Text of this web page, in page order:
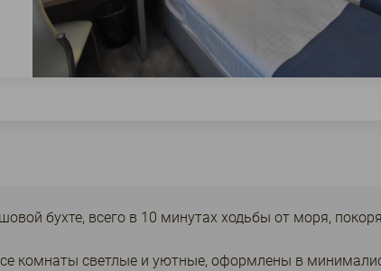
бухте, всего в 10 минутах ходьбы от моря,
комнаты светлые и уютные, оформлены в